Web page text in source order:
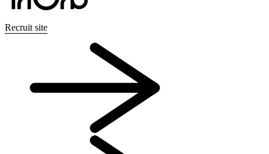
Recruit site